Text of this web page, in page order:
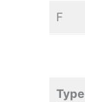
F
Type